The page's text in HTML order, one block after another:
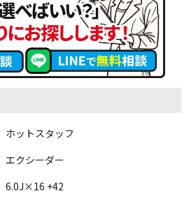
ホットスタッフ
エクシーダー
6.0J×16 +42